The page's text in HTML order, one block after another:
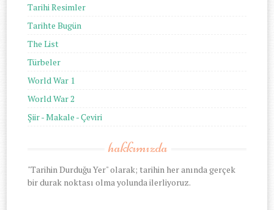
Tarihi Resimler
Tarihte Bugün
The List
Türbeler
World War 1
World War 2
Şiir - Makale - Çeviri
hakkımızda
"Tarihin Durduğu Yer" olarak; tarihin her anında gerçek
bir durak noktası olma yolunda ilerliyoruz.